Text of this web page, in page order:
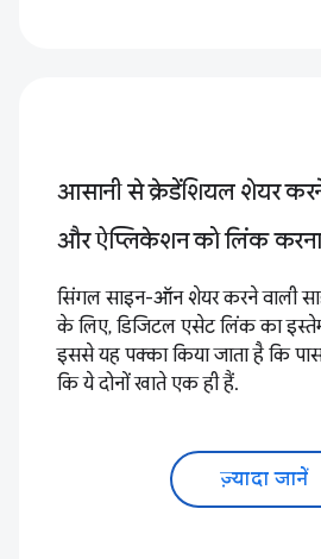
आसानी से क्रेडेंशियल शेयर
और ऐप्लिकेशन को लिंक करना
सिंगल साइन-ऑन शेयर करने वाली
के लिए, डिजिटल एसेट लिंक का
इससे यह पक्का किया जाता है कि
कि ये दोनों खाते एक ही हैं.
ज़्यादा जानें